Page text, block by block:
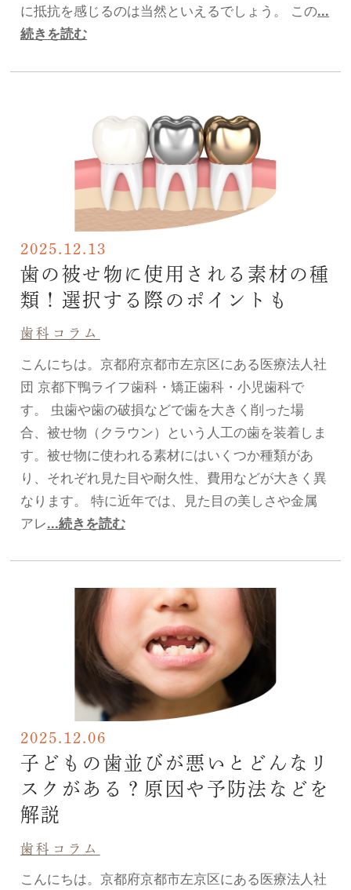
に抵抗を感じるのは当然といえるでしょう。 この...
続きを読む
2025.12.13
歯の被せ物に使用される素材の種
類！選択する際のポイントも
歯科コラム
こんにちは。京都府京都市左京区にある医療法人社
団 京都下鴨ライフ歯科・矯正歯科・小児歯科で
す。 虫歯や歯の破損などで歯を大きく削った場
合、被せ物（クラウン）という人工の歯を装着しま
す。被せ物に使われる素材にはいくつか種類があ
り、それぞれ見た目や耐久性、費用などが大きく異
なります。 特に近年では、見た目の美しさや金属
アレ...続きを読む
2025.12.06
子どもの歯並びが悪いとどんなリ
スクがある？原因や予防法などを
解説
歯科コラム
こんにちは。京都府京都市左京区にある医療法人社